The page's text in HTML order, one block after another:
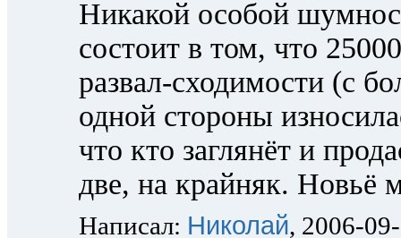
Никакой особой
состоит в том, что
развал-сходимости (с
одной стороны
что кто заглянёт и
две, на крайняк. Новьё
Написал: Николай, 2006-